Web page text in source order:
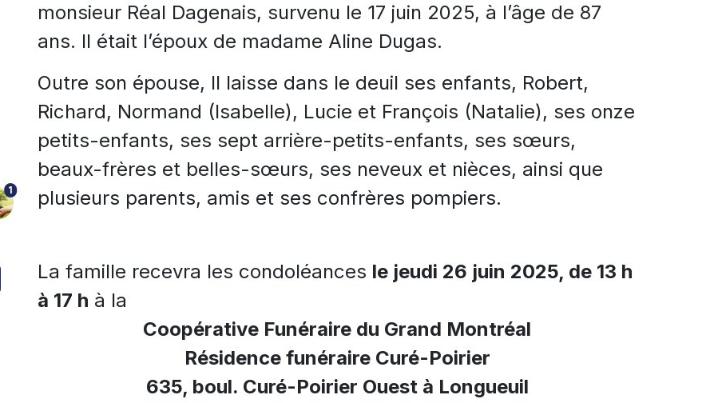
1
monsieur Réal Dagenais, survenu le 17 juin 2025, à l’âge de 87
ans. Il était l’époux de madame Aline Dugas.
Outre son épouse, Il laisse dans le deuil ses enfants, Robert,
Richard, Normand (Isabelle), Lucie et François (Natalie), ses onze
petits-enfants, ses sept arrière-petits-enfants, ses sœurs,
beaux-frères et belles-sœurs, ses neveux et nièces, ainsi que
plusieurs parents, amis et ses confrères pompiers.
La famille recevra les condoléances le jeudi 26 juin 2025, de 13 h
à 17 h à la
Coopérative Funéraire du Grand Montréal
Résidence funéraire Curé-Poirier
635, boul. Curé-Poirier Ouest à Longueuil